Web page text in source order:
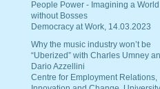
People Power - Imagining a World
without Bosses
Democracy at Work, 14.03.2023
Why the music industry won’t be
“Uberized” with Charles Umney
Dario Azzellini
Centre for Employment Relations,